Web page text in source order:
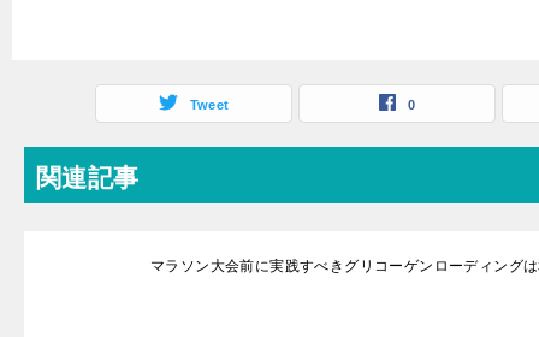
Tweet 0
関連記事
マラソン大会前に実践すべきグリコーゲンローディング